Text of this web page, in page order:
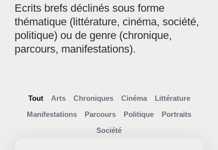
Ecrits brefs déclinés sous forme
thématique (littérature, cinéma, société,
politique) ou de genre (chronique,
parcours, manifestations).
Arts Chroniques Cinéma
Littérature
Manifestations
Parcours Politique
Portraits
Société
Tout